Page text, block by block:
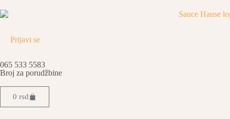
Prijavi se
065 533 5583
Broj za porudžbine
0 rsd